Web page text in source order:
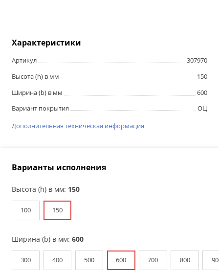
Характеристики
Артикул
307970
Высота (h) в мм
150
Ширина (b) в мм
600
Вариант покрытия
ОЦ
Дополнительная техническая информация
Варианты исполнения
Высота (h) в мм: 150
100 150
Ширина (b) в мм: 600
300 400 500 600 700 800